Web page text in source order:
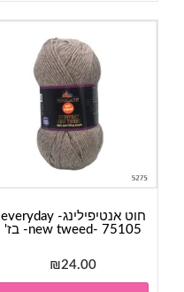
חוט אנטיפילינג- everyday
new tweed- 75105- בז'
₪24.00